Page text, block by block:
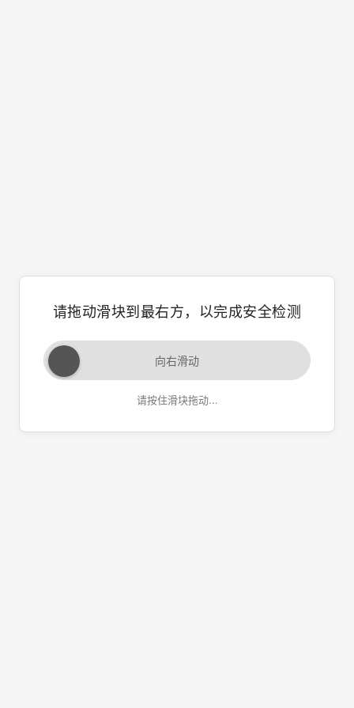
请拖动滑块到最右方，以完成安全检测
向右滑动
请按住滑块拖动...